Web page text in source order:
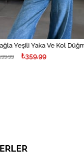
Yeşili Yaka Ve Kol
₺359,99